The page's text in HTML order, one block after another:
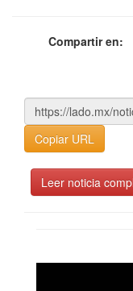
Compartir en:
Copiar URL
Leer noticia